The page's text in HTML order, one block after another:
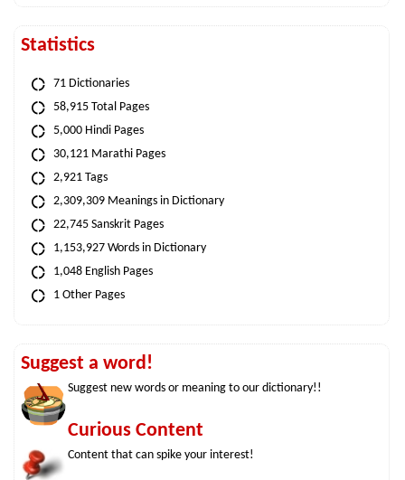
Statistics
71 Dictionaries
58,915 Total Pages
5,000 Hindi Pages
30,121 Marathi Pages
2,921 Tags
2,309,309 Meanings in Dictionary
22,745 Sanskrit Pages
1,153,927 Words in Dictionary
1,048 English Pages
1 Other Pages
Suggest a word!
Suggest new words or meaning to our dictionary!!
Curious Content
Content that can spike your interest!